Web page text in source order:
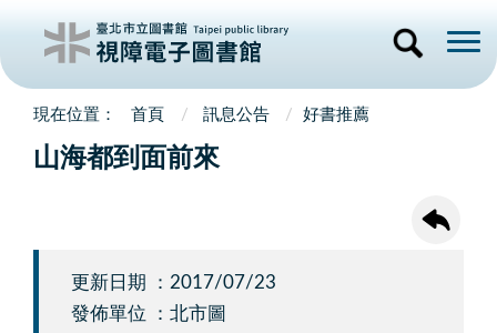
首頁 訊息公告 好書推薦
山海都到面前來
更新日期 ：2017/07/23
發佈單位 ：北市圖